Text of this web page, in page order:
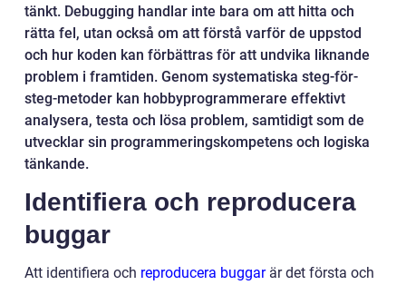
tänkt. Debugging handlar inte bara om att hitta och
rätta fel, utan också om att förstå varför de uppstod
och hur koden kan förbättras för att undvika liknande
problem i framtiden. Genom systematiska steg-för-
steg-metoder kan hobbyprogrammerare effektivt
analysera, testa och lösa problem, samtidigt som de
utvecklar sin programmeringskompetens och logiska
tänkande.
Identifiera och reproducera
buggar
Att identifiera och reproducera buggarär det första och